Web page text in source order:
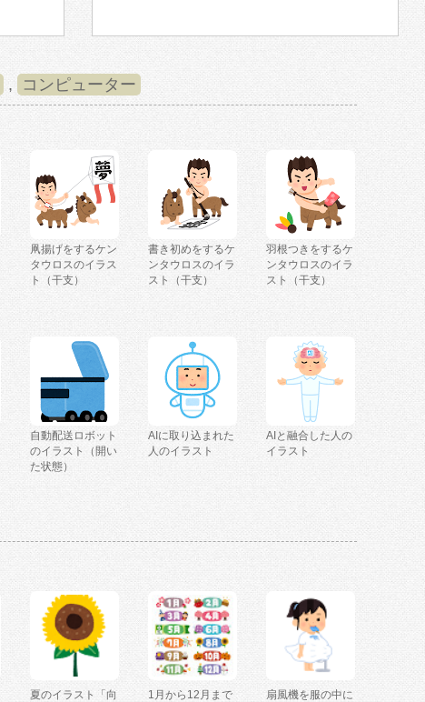
, コンピューター
凧揚げをするケン
タウロスのイラス
ト（干支）
書き初めをするケ
ンタウロスのイラ
スト（干支）
羽根つきをするケ
ンタウロスのイラ
スト（干支）
自動配送ロボット
のイラスト（開い
た状態）
AIに取り込まれた
人のイラスト
AIと融合した人の
イラスト
夏のイラスト「向
1月から12月まで
扇風機を服の中に